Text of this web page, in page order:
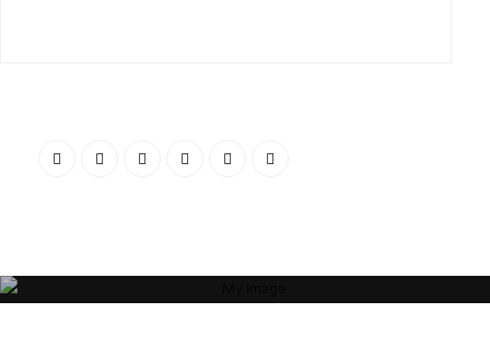
состояние зависят от пространства, которое Вас окружает. Своей